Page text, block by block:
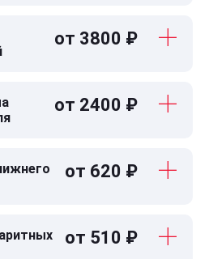
от 3800 ₽
от 2400 ₽
от 620 ₽
от 510 ₽